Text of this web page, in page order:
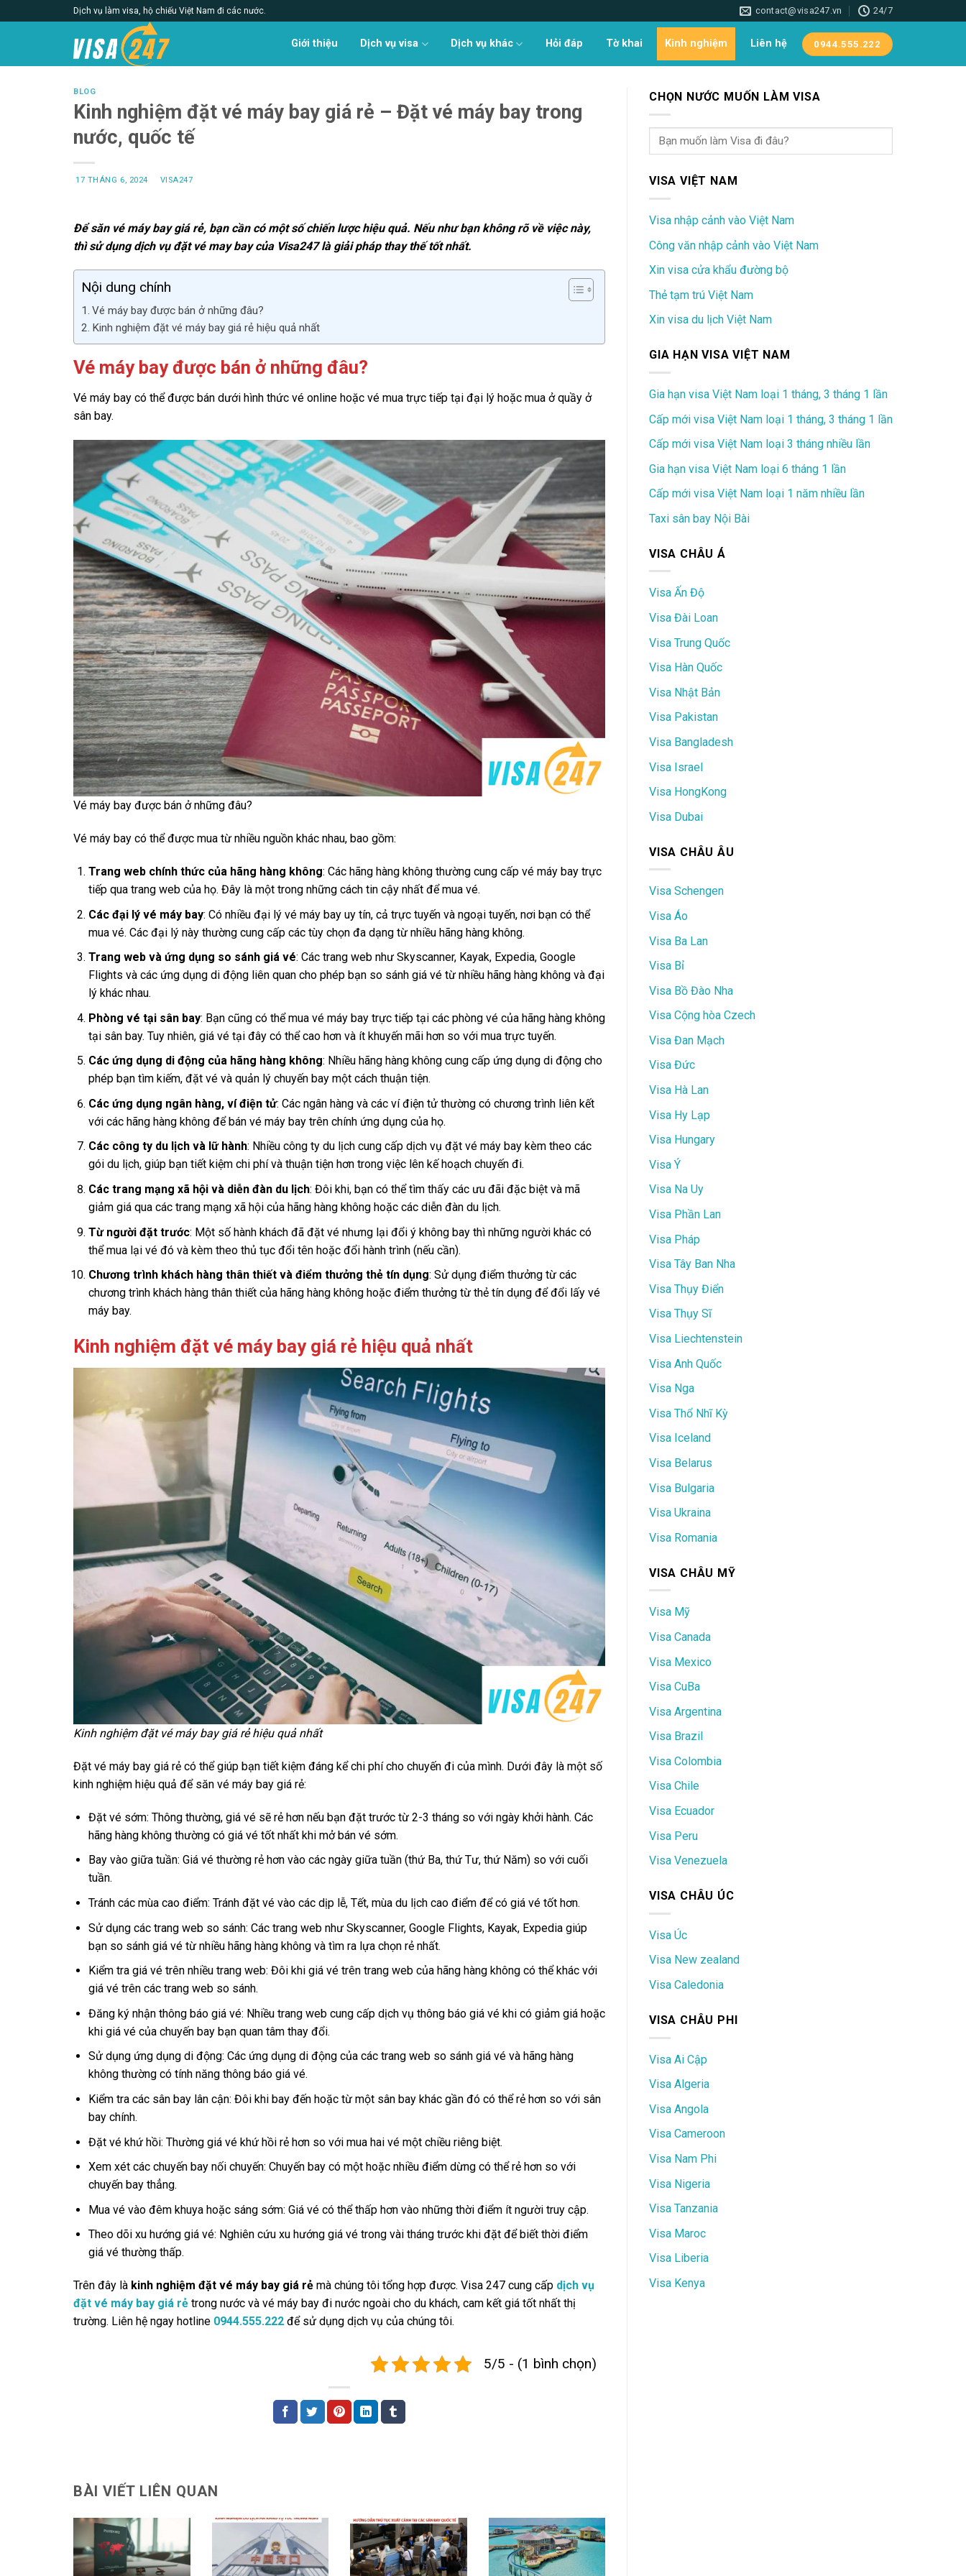
to
Dịch vụ làm visa, hộ chiếu Việt Nam đi các nước. contact@visa247.vn 24/7
Giới thiệu Dịch vụ visa Dịch vụ khác Hỏi đáp Tờ khai Kinh nghiệm Liên hệ 0944.555.222
BLOG
Kinh nghiệm đặt vé máy bay giá rẻ – Đặt vé máy bay trong
nước, quốc tế
17 THÁNG 6, 2024 VISA247
Để săn vé máy bay giá rẻ, bạn cần có một số chiến lược hiệu quả. Nếu như bạn không rõ về việc này,
thì sử dụng dịch vụ đặt vé may bay của Visa247 là giải pháp thay thế tốt nhất.
Nội dung chính
Vé máy bay được bán ở những đâu?
Kinh nghiệm đặt vé máy bay giá rẻ hiệu quả nhất
Vé máy bay được bán ở những đâu?
Vé máy bay có thể được bán dưới hình thức vé online hoặc vé mua trực tiếp tại đại lý hoặc mua ở quầy ở
sân bay.
Vé máy bay được bán ở những đâu?
Vé máy bay có thể được mua từ nhiều nguồn khác nhau, bao gồm:
Trang web chính thức của hãng hàng không: Các hãng hàng không thường cung cấp vé máy bay trực
tiếp qua trang web của họ. Đây là một trong những cách tin cậy nhất để mua vé.
Các đại lý vé máy bay: Có nhiều đại lý vé máy bay uy tín, cả trực tuyến và ngoại tuyến, nơi bạn có thể
mua vé. Các đại lý này thường cung cấp các tùy chọn đa dạng từ nhiều hãng hàng không.
Trang web và ứng dụng so sánh giá vé: Các trang web như Skyscanner, Kayak, Expedia, Google
Flights và các ứng dụng di động liên quan cho phép bạn so sánh giá vé từ nhiều hãng hàng không và đại
lý khác nhau.
Phòng vé tại sân bay: Bạn cũng có thể mua vé máy bay trực tiếp tại các phòng vé của hãng hàng không
tại sân bay. Tuy nhiên, giá vé tại đây có thể cao hơn và ít khuyến mãi hơn so với mua trực tuyến.
Các ứng dụng di động của hãng hàng không: Nhiều hãng hàng không cung cấp ứng dụng di động cho
phép bạn tìm kiếm, đặt vé và quản lý chuyến bay một cách thuận tiện.
Các ứng dụng ngân hàng, ví điện tử: Các ngân hàng và các ví điện tử thường có chương trình liên kết
với các hãng hàng không để bán vé máy bay trên chính ứng dụng của họ.
Các công ty du lịch và lữ hành: Nhiều công ty du lịch cung cấp dịch vụ đặt vé máy bay kèm theo các
gói du lịch, giúp bạn tiết kiệm chi phí và thuận tiện hơn trong việc lên kế hoạch chuyến đi.
Các trang mạng xã hội và diễn đàn du lịch: Đôi khi, bạn có thể tìm thấy các ưu đãi đặc biệt và mã
giảm giá qua các trang mạng xã hội của hãng hàng không hoặc các diễn đàn du lịch.
Từ người đặt trước: Một số hành khách đã đặt vé nhưng lại đổi ý không bay thì những người khác có
thể mua lại vé đó và kèm theo thủ tục đổi tên hoặc đổi hành trình (nếu cần).
Chương trình khách hàng thân thiết và điểm thưởng thẻ tín dụng: Sử dụng điểm thưởng từ các
chương trình khách hàng thân thiết của hãng hàng không hoặc điểm thưởng từ thẻ tín dụng để đổi lấy vé
máy bay.
Kinh nghiệm đặt vé máy bay giá rẻ hiệu quả nhất
Kinh nghiệm đặt vé máy bay giá rẻ hiệu quả nhất
Đặt vé máy bay giá rẻ có thể giúp bạn tiết kiệm đáng kể chi phí cho chuyến đi của mình. Dưới đây là một số
kinh nghiệm hiệu quả để săn vé máy bay giá rẻ:
Đặt vé sớm: Thông thường, giá vé sẽ rẻ hơn nếu bạn đặt trước từ 2-3 tháng so với ngày khởi hành. Các
hãng hàng không thường có giá vé tốt nhất khi mở bán vé sớm.
Bay vào giữa tuần: Giá vé thường rẻ hơn vào các ngày giữa tuần (thứ Ba, thứ Tư, thứ Năm) so với cuối
tuần.
Tránh các mùa cao điểm: Tránh đặt vé vào các dịp lễ, Tết, mùa du lịch cao điểm để có giá vé tốt hơn.
Sử dụng các trang web so sánh: Các trang web như Skyscanner, Google Flights, Kayak, Expedia giúp
bạn so sánh giá vé từ nhiều hãng hàng không và tìm ra lựa chọn rẻ nhất.
Kiểm tra giá vé trên nhiều trang web: Đôi khi giá vé trên trang web của hãng hàng không có thể khác với
giá vé trên các trang web so sánh.
Đăng ký nhận thông báo giá vé: Nhiều trang web cung cấp dịch vụ thông báo giá vé khi có giảm giá hoặc
khi giá vé của chuyến bay bạn quan tâm thay đổi.
Sử dụng ứng dụng di động: Các ứng dụng di động của các trang web so sánh giá vé và hãng hàng
không thường có tính năng thông báo giá vé.
Kiểm tra các sân bay lân cận: Đôi khi bay đến hoặc từ một sân bay khác gần đó có thể rẻ hơn so với sân
bay chính.
Đặt vé khứ hồi: Thường giá vé khứ hồi rẻ hơn so với mua hai vé một chiều riêng biệt.
Xem xét các chuyến bay nối chuyến: Chuyến bay có một hoặc nhiều điểm dừng có thể rẻ hơn so với
chuyến bay thẳng.
Mua vé vào đêm khuya hoặc sáng sớm: Giá vé có thể thấp hơn vào những thời điểm ít người truy cập.
Theo dõi xu hướng giá vé: Nghiên cứu xu hướng giá vé trong vài tháng trước khi đặt để biết thời điểm
giá vé thường thấp.
Trên đây là kinh nghiệm đặt vé máy bay giá rẻ mà chúng tôi tổng hợp được. Visa 247 cung cấp dịch vụ
đặt vé máy bay giá rẻ trong nước và vé máy bay đi nước ngoài cho du khách, cam kết giá tốt nhất thị
trường. Liên hệ ngay hotline 0944.555.222 để sử dụng dịch vụ của chúng tôi.
5/5 - (1 bình chọn)
BÀI VIẾT LIÊN QUAN
CHỌN NƯỚC MUỐN LÀM VISA
VISA VIỆT NAM
Visa nhập cảnh vào Việt Nam
Công văn nhập cảnh vào Việt Nam
Xin visa cửa khẩu đường bộ
Thẻ tạm trú Việt Nam
Xin visa du lịch Việt Nam
GIA HẠN VISA VIỆT NAM
Gia hạn visa Việt Nam loại 1 tháng, 3 tháng 1 lần
Cấp mới visa Việt Nam loại 1 tháng, 3 tháng 1 lần
Cấp mới visa Việt Nam loại 3 tháng nhiều lần
Gia hạn visa Việt Nam loại 6 tháng 1 lần
Cấp mới visa Việt Nam loại 1 năm nhiều lần
Taxi sân bay Nội Bài
VISA CHÂU Á
Visa Ấn Độ
Visa Đài Loan
Visa Trung Quốc
Visa Hàn Quốc
Visa Nhật Bản
Visa Pakistan
Visa Bangladesh
Visa Israel
Visa HongKong
Visa Dubai
VISA CHÂU ÂU
Visa Schengen
Visa Áo
Visa Ba Lan
Visa Bỉ
Visa Bồ Đào Nha
Visa Cộng hòa Czech
Visa Đan Mạch
Visa Đức
Visa Hà Lan
Visa Hy Lạp
Visa Hungary
Visa Ý
Visa Na Uy
Visa Phần Lan
Visa Pháp
Visa Tây Ban Nha
Visa Thụy Điển
Visa Thụy Sĩ
Visa Liechtenstein
Visa Anh Quốc
Visa Nga
Visa Thổ Nhĩ Kỳ
Visa Iceland
Visa Belarus
Visa Bulgaria
Visa Ukraina
Visa Romania
VISA CHÂU MỸ
Visa Mỹ
Visa Canada
Visa Mexico
Visa CuBa
Visa Argentina
Visa Brazil
Visa Colombia
Visa Chile
Visa Ecuador
Visa Peru
Visa Venezuela
VISA CHÂU ÚC
Visa Úc
Visa New zealand
Visa Caledonia
VISA CHÂU PHI
Visa Ai Cập
Visa Algeria
Visa Angola
Visa Cameroon
Visa Nam Phi
Visa Nigeria
Visa Tanzania
Visa Maroc
Visa Liberia
Visa Kenya